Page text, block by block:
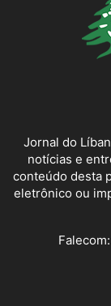
Jornal do
notícias e
conteúdo desta
eletrônico ou
Falecom: